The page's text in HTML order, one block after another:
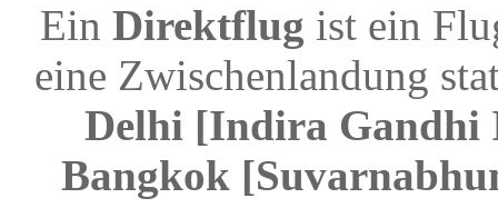
Ein Direktflug ist ein
eine Zwischenlandung
Delhi [Indira
Bangkok